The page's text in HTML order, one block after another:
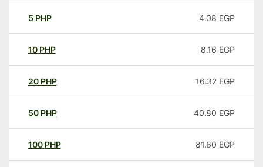
5 PHP 4.08 EGP
10 PHP 8.16 EGP
20 PHP 16.32 EGP
50 PHP 40.80 EGP
100 PHP 81.60 EGP